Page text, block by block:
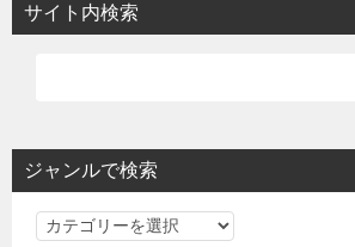
サイト内検索
ジャンルで検索
ジ